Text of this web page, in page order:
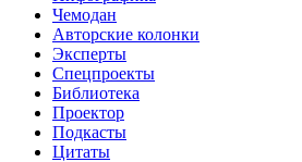
Чемодан
Авторские колонки
Эксперты
Спецпроекты
Библиотека
Проектор
Подкасты
Цитаты